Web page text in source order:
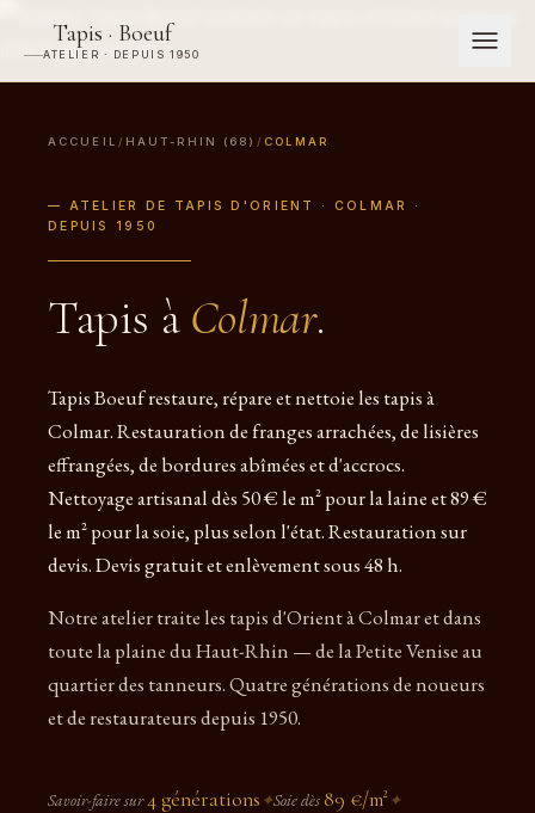
Tapis · Boeuf
ATELIER · DEPUIS 1950
ACCUEIL / HAUT-RHIN (68) / COLMAR
— ATELIER DE TAPIS D'ORIENT · COLMAR ·
DEPUIS 1950
Tapis à Colmar.
Tapis Boeuf restaure, répare et nettoie les tapis à
Colmar. Restauration de franges arrachées, de lisières
effrangées, de bordures abîmées et d'accrocs.
Nettoyage artisanal dès 50 € le m² pour la laine et 89 €
le m² pour la soie, plus selon l'état. Restauration sur
devis. Devis gratuit et enlèvement sous 48 h.
Notre atelier traite les tapis d'Orient à Colmar et dans
toute la plaine du Haut-Rhin — de la Petite Venise au
quartier des tanneurs. Quatre générations de noueurs
et de restaurateurs depuis 1950.
Savoir-faire sur4 générations ✦Soie dès 89 €/m² ✦